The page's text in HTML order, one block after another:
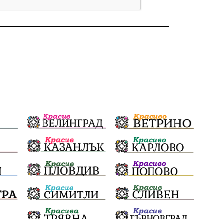
производство Добро дело
Апостол Апостолов
фолклор пострадал
насилие Пътна безопасност